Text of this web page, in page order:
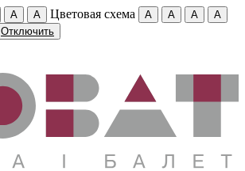
A A Цветовая схема A A A
A
Отключить